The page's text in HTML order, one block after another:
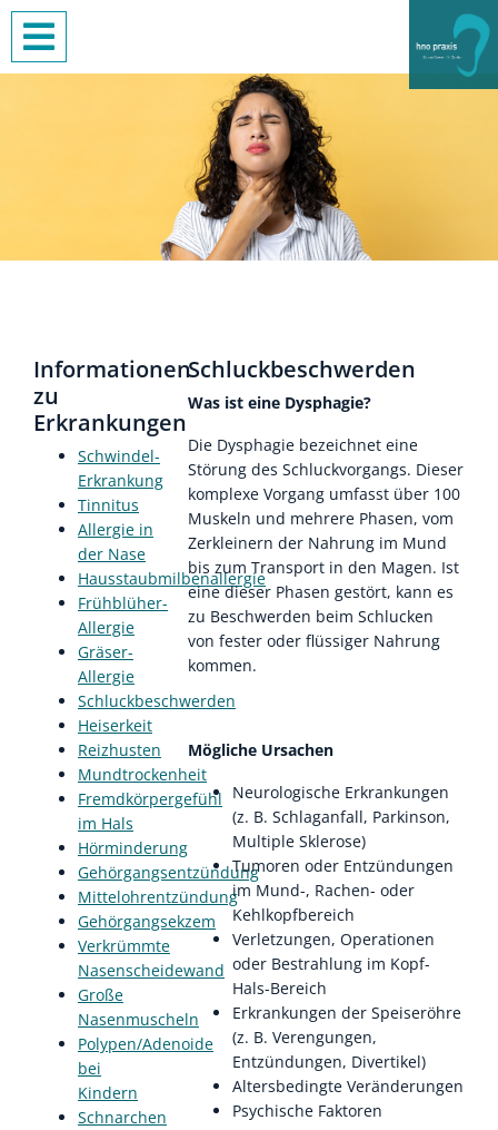
Informationen
zu
Erkrankungen
Schwindel-
Erkrankung
Tinnitus
Allergie in
der Nase
Hausstaubmilbenallergie
Frühblüher-
Allergie
Gräser-
Allergie
Schluckbeschwerden
Heiserkeit
Reizhusten
Mundtrockenheit
Fremdkörpergefühl
im Hals
Hörminderung
Gehörgangsentzündung
Mittelohrentzündung
Gehörgangsekzem
Verkrümmte
Nasenscheidewand
Große
Nasenmuscheln
Polypen/Adenoide
bei
Kindern
Schnarchen
Schluckbeschwerden
Was ist eine Dysphagie?
Die Dysphagie bezeichnet eine
Störung des Schluckvorgangs. Dieser
komplexe Vorgang umfasst über 100
Muskeln und mehrere Phasen, vom
Zerkleinern der Nahrung im Mund
bis zum Transport in den Magen. Ist
eine dieser Phasen gestört, kann es
zu Beschwerden beim Schlucken
von fester oder flüssiger Nahrung
kommen.
Mögliche Ursachen
Neurologische Erkrankungen
(z. B. Schlaganfall, Parkinson,
Multiple Sklerose)
Tumoren oder Entzündungen
im Mund-, Rachen- oder
Kehlkopfbereich
Verletzungen, Operationen
oder Bestrahlung im Kopf-
Hals-Bereich
Erkrankungen der Speiseröhre
(z. B. Verengungen,
Entzündungen, Divertikel)
Altersbedingte Veränderungen
Psychische Faktoren